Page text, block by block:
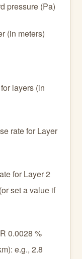
pressure (Pa)
(in meters)
layers (in
rate for Layer
for Layer 2
set a value if
0.0028 %
e.g., 2.8